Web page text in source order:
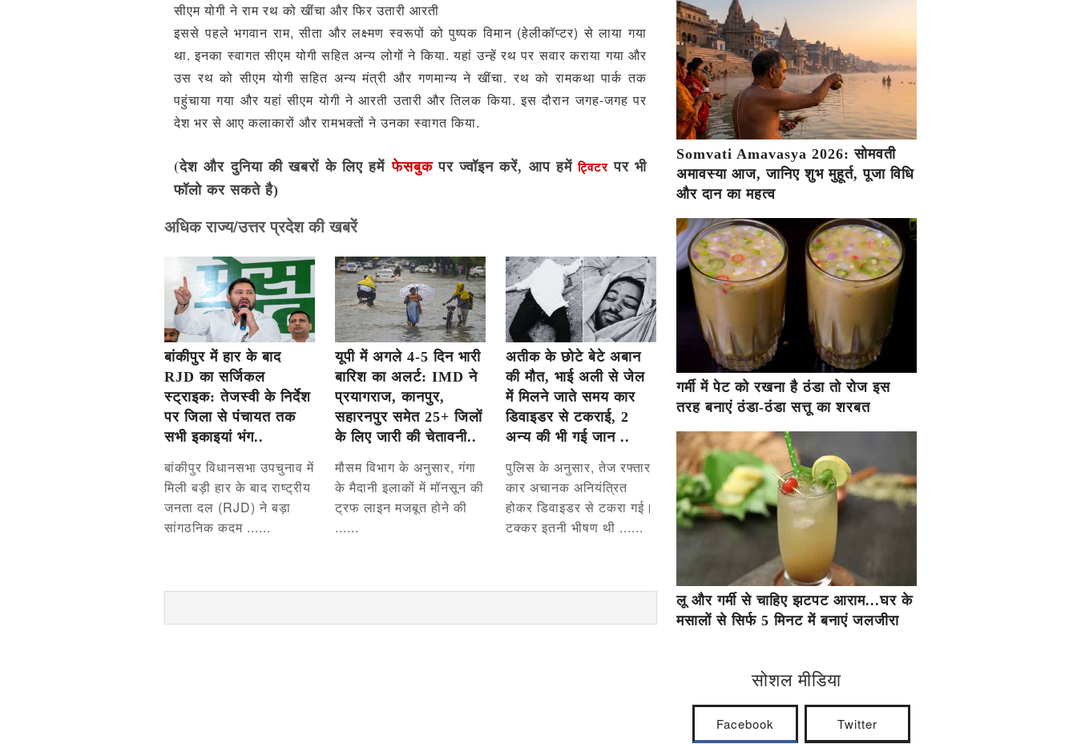
सीएम योगी ने राम रथ को खींचा और फिर उतारी आरती
इससे पहले भगवान राम, सीता और लक्ष्‍मण स्‍वरूपों को पुष्‍पक विमान (हेलीकॉप्‍टर) से लाया गया
था. इनका स्‍वागत सीएम योगी सहित अन्य लोगों ने किया. यहां उन्‍हें रथ पर सवार कराया गया और
उस रथ को सीएम योगी सहित अन्‍य मंत्री और गणमान्य ने खींचा. रथ को रामकथा पार्क तक
पहुंचाया गया और यहां सीएम योगी ने आरती उतारी और तिलक किया. इस दौरान जगह-जगह पर
देश भर से आए कलाकारों और रामभक्‍तों ने उनका स्‍वागत किया.
(देश और दुनिया की खबरों के लिए हमेंफेसबुकपर ज्वॉइन करें, आप हमेंट्विटर पर भी
फॉलो कर सकते है)
अधिक राज्य/उत्तर प्रदेश की खबरें
बांकीपुर में हार के बाद
RJD का सर्जिकल
स्ट्राइक: तेजस्वी के निर्देश
पर जिला से पंचायत तक
सभी इकाइयां भंग..
बांकीपुर विधानसभा उपचुनाव में
मिली बड़ी हार के बाद राष्ट्रीय
जनता दल (RJD) ने बड़ा
सांगठनिक कदम ......
यूपी में अगले 4-5 दिन भारी
बारिश का अलर्ट: IMD ने
प्रयागराज, कानपुर,
सहारनपुर समेत 25+ जिलों
के लिए जारी की चेतावनी..
मौसम विभाग के अनुसार, गंगा
के मैदानी इलाकों में मॉनसून की
ट्रफ लाइन मजबूत होने की
......
अतीक के छोटे बेटे अबान
की मौत, भाई अली से जेल
में मिलने जाते समय कार
डिवाइडर से टकराई, 2
अन्य की भी गई जान ..
पुलिस के अनुसार, तेज रफ्तार
कार अचानक अनियंत्रित
होकर डिवाइडर से टकरा गई।
टक्कर इतनी भीषण थी ......
Somvati Amavasya 2026: सोमवती
अमावस्या आज, जानिए शुभ मुहूर्त, पूजा विधि
और दान का महत्व
गर्मी में पेट को रखना है ठंडा तो रोज इस
तरह बनाएं ठंडा-ठंडा सत्तू का शरबत
लू और गर्मी से चाहिए झटपट आराम...घर के
मसालों से सिर्फ 5 मिनट में बनाएं जलजीरा
सोशल मीडिया
Facebook Twitter